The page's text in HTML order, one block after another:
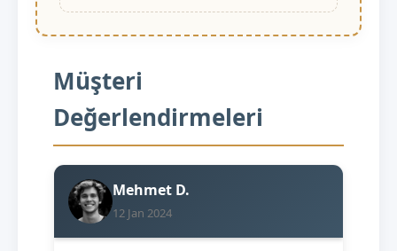
Müşteri
Değerlendirmeleri
Mehmet D.
12 Jan 2024